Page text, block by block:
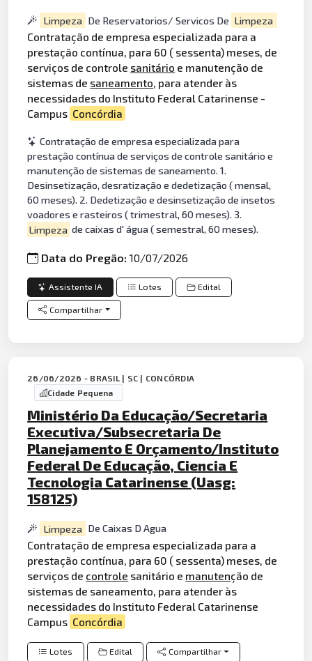
Limpeza De Reservatorios/ Servicos De Limpeza
Contratação de empresa especializada para a
prestação contínua, para 60 ( sessenta) meses, de
serviços de controle sanitário e manutenção de
sistemas de saneamento, para atender às
necessidades do Instituto Federal Catarinense -
Campus Concórdia
Contratação de empresa especializada para
prestação contínua de serviços de controle sanitário e
manutenção de sistemas de saneamento. 1.
Desinsetização, desratização e dedetização ( mensal,
60 meses). 2. Dedetização e desinsetização de insetos
voadores e rasteiros ( trimestral, 60 meses). 3.
Limpeza de caixas d' água ( semestral, 60 meses).
Data do Pregão:10/07/2026
Assistente IA Lotes Edital
Compartilhar
26/06/2026 - BRASIL | SC | CONCÓRDIA
Cidade Pequena
Ministério Da Educação/Secretaria
Executiva/Subsecretaria De
Planejamento E Orçamento/Instituto
Federal De Educação, Ciencia E
Tecnologia Catarinense (Uasg:
158125)
Limpeza De Caixas D Agua
Contratação de empresa especializada para a
prestação contínua, para 60 ( sessenta) meses, de
serviços de controle sanitário e manutenção de
sistemas de saneamento, para atender às
necessidades do Instituto Federal Catarinense
Campus Concórdia
Lotes Edital Compartilhar